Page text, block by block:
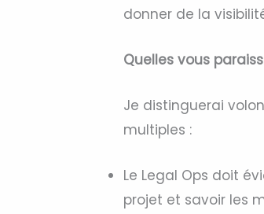
donner de la
Quelles vous
Je distinguerai
multiples :
Le Legal Ops doit
projet et savoir les